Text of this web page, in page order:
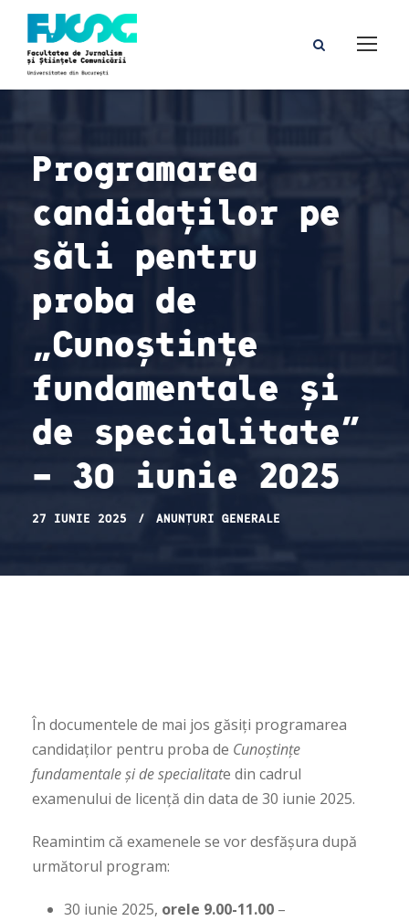
Programarea
candidaților pe
săli pentru
proba de
„Cunoștințe
fundamentale și
de specialitate”
– 30 iunie 2025
27 IUNIE 2025 ANUNȚURI GENERALE
În documentele de mai jos găsiți programarea
candidaților pentru proba de Cunoștințe
fundamentale și de specialitate din cadrul
examenului de licență din data de 30 iunie 2025.
Reamintim că examenele se vor desfășura după
următorul program:
30 iunie 2025, orele 9.00-11.00 –